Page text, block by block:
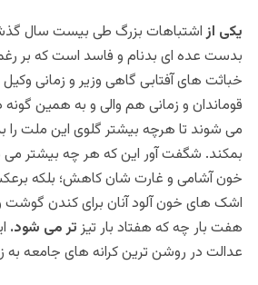
یکی از اشتباهات بزرگ طی بیست سال
بدست عده ای بدنام و فاسد است که بر
خباثت های آفتابی گاهی وزیر و زمانی
قوماندان و زمانی هم والی و به همین گونه
می شوند تا هرچه بیشتر گلوی این ملت را
بمکند. شگفت آور این که هر چه بیشتر
خون آشامی و غارت شان کاهش؛ بلکه
اشک های خون آلود آنان برای کندن
هفت بار چه که هفتاد بار تیز تر می شود.
عدالت در روشن ترین کرانه های جامعه